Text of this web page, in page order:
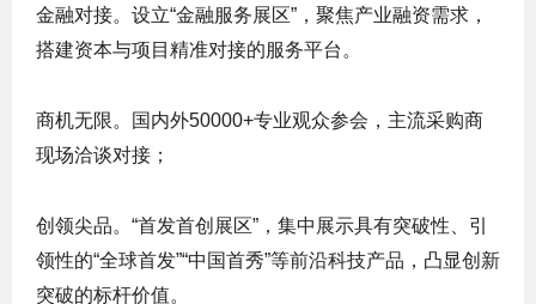
金融对接。设立“金融服务展区”，聚焦产业融资需求，
搭建资本与项目精准对接的服务平台。
商机无限。国内外50000+专业观众参会，主流采购商
现场洽谈对接；
创领尖品。“首发首创展区”，集中展示具有突破性、引
领性的“全球首发”“中国首秀”等前沿科技产品，凸显创新
突破的标杆价值。